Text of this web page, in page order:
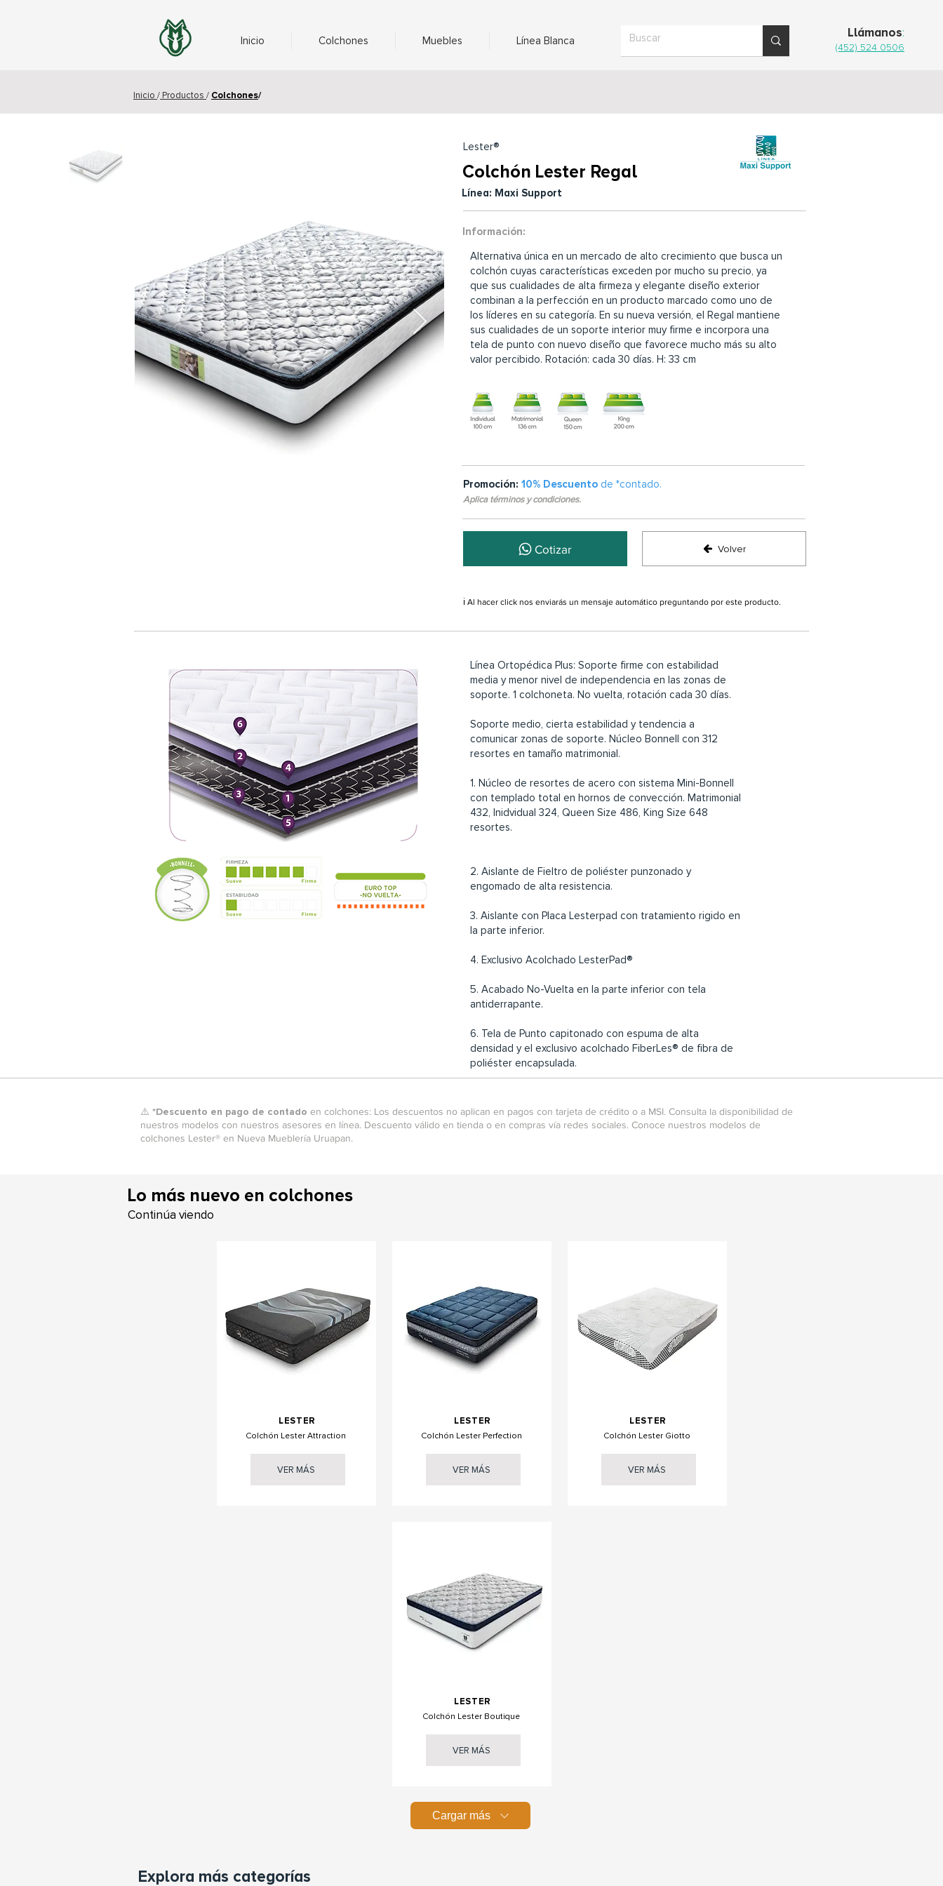
Inicio Colchones Muebles Línea Blanca
Llámanos:
(452) 524 0506
Inicio / Productos / Colchones/
Lester®
Colchón Lester Regal
Línea: Maxi Support
Información:
Alternativa única en un mercado de alto crecimiento que busca un
colchón cuyas características exceden por mucho su precio, ya
que sus cualidades de alta firmeza y elegante diseño exterior
combinan a la perfección en un producto marcado como uno de
los líderes en su categoría. En su nueva versión, el Regal mantiene
sus cualidades de un soporte interior muy firme e incorpora una
tela de punto con nuevo diseño que favorece mucho más su alto
valor percibido. Rotación: cada 30 días. H: 33 cm
Promoción: 10% Descuento de *contado.
Aplica términos y condiciones.
Cotizar Volver
ℹ️ Al hacer click nos enviarás un mensaje automático preguntando por este producto.
Línea Ortopédica Plus: Soporte firme con estabilidad
media y menor nivel de independencia en las zonas de
soporte. 1 colchoneta. No vuelta, rotación cada 30 días.
Soporte medio, cierta estabilidad y tendencia a
comunicar zonas de soporte. Núcleo Bonnell con 312
resortes en tamaño matrimonial.
1. Núcleo de resortes de acero con sistema Mini-Bonnell
con templado total en hornos de convección. Matrimonial
432, Inidvidual 324, Queen Size 486, King Size 648
resortes.
2. Aislante de Fieltro de poliéster punzonado y
engomado de alta resistencia.
3. Aislante con Placa Lesterpad con tratamiento rigido en
la parte inferior.
4. Exclusivo Acolchado LesterPad®
5. Acabado No-Vuelta en la parte inferior con tela
antiderrapante.
6. Tela de Punto capitonado con espuma de alta
densidad y el exclusivo acolchado FiberLes® de fibra de
poliéster encapsulada.
⚠️ *Descuento en pago de contado en colchones: Los descuentos no aplican en pagos con tarjeta de crédito o a MSI. Consulta la disponibilidad de
nuestros modelos con nuestros asesores en línea. Descuento válido en tienda o en compras vía redes sociales. Conoce nuestros modelos de
colchones Lester® en Nueva Mueblería Uruapan.
Lo más nuevo en colchones
Continúa viendo
LESTER
Colchón Lester Attraction
VER MÁS
LESTER
Colchón Lester Perfection
VER MÁS
LESTER
Colchón Lester Giotto
VER MÁS
LESTER
Colchón Lester Boutique
VER MÁS
Cargar más
Explora más categorías